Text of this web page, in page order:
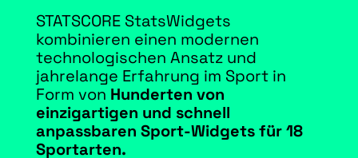
STATSCORE StatsWidgets
kombinieren einen modernen
technologischen Ansatz und
jahrelange Erfahrung im Sport in
Form von Hunderten von
einzigartigen und schnell
anpassbaren Sport-Widgets für 18
Sportarten.